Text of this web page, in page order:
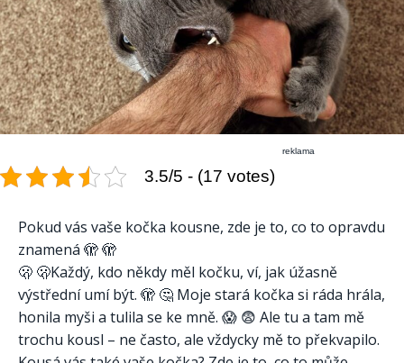
reklama
3.5/5 - (17 votes)
Pokud vás vaše kočka kousne, zde je to, co to opravdu
znamená 🫣 🫣
🫢 🫢Každý, kdo někdy měl kočku, ví, jak úžasně
výstřední umí být. 🫣 🤔 Moje stará kočka si ráda hrála,
honila myši a tulila se ke mně. 😱 😨 Ale tu a tam mě
trochu kousl – ne často, ale vždycky mě to překvapilo.